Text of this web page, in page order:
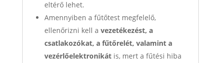
eltérő lehet.
Amennyiben a fűtőtest megfelelő,
ellenőrizni kell a vezetékezést, a
csatlakozókat, a fűtőrelét, valamint a
vezérlőelektronikátis, mert a fűtési hiba